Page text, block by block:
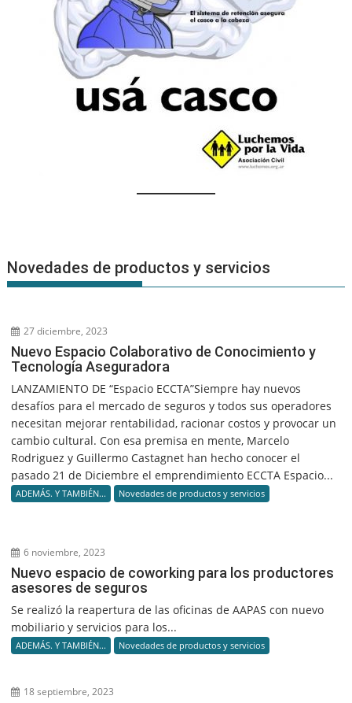
Novedades de productos y servicios
27 diciembre, 2023
Nuevo Espacio Colaborativo de Conocimiento y
Tecnología Aseguradora
LANZAMIENTO DE “Espacio ECCTA”Siempre hay nuevos
desafíos para el mercado de seguros y todos sus operadores
necesitan mejorar rentabilidad, racionar costos y provocar un
cambio cultural. Con esa premisa en mente, Marcelo
Rodriguez y Guillermo Castagnet han hecho conocer el
pasado 21 de Diciembre el emprendimiento ECCTA Espacio...
ADEMÁS. Y TAMBIÉN... Novedades de productos y servicios
6 noviembre, 2023
Nuevo espacio de coworking para los productores
asesores de seguros
Se realizó la reapertura de las oficinas de AAPAS con nuevo
mobiliario y servicios para los...
ADEMÁS. Y TAMBIÉN... Novedades de productos y servicios
18 septiembre, 2023